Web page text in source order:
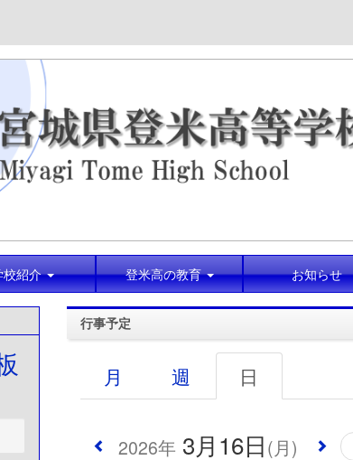
校紹介 登米高の教育 お知らせ
行事予定
月 週 日
2026年 3月16日(月)
00:00
02:00
03:00
05:00
06:00